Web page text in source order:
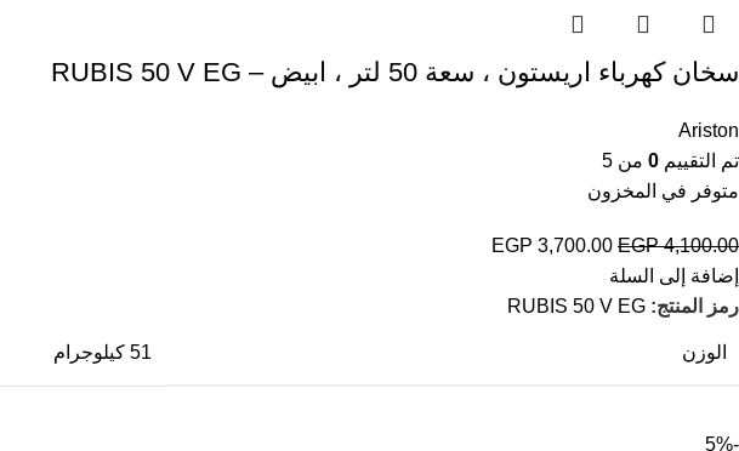
سخان كهرباء اريستون ، سعة 50 لتر ، ابيض – RUBIS 50 V EG
Ariston
تم التقييم 0 من 5
متوفر في المخزون
EGP4,100.00
EGP 3,700.00
إضافة إلى السلة
رمز المنتج: RUBIS 50 V EG
الوزن 51 كيلوجرام
-5%